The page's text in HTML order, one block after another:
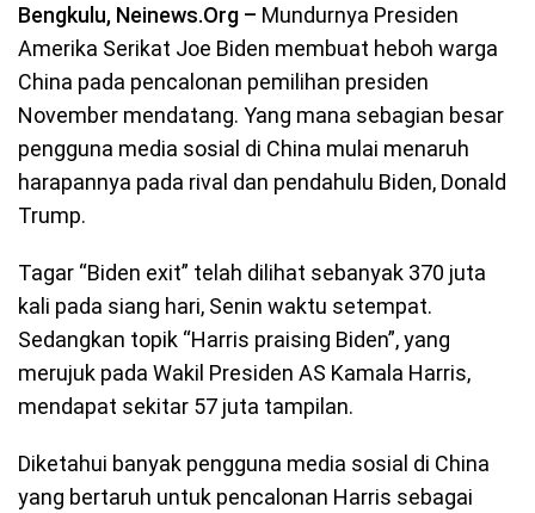
Bengkulu, Neinews.Org – Mundurnya Presiden
Amerika Serikat Joe Biden membuat heboh warga
China pada pencalonan pemilihan presiden
November mendatang. Yang mana sebagian besar
pengguna media sosial di China mulai menaruh
harapannya pada rival dan pendahulu Biden, Donald
Trump.
Tagar “Biden exit” telah dilihat sebanyak 370 juta
kali pada siang hari, Senin waktu setempat.
Sedangkan topik “Harris praising Biden”, yang
merujuk pada Wakil Presiden AS Kamala Harris,
mendapat sekitar 57 juta tampilan.
Diketahui banyak pengguna media sosial di China
yang bertaruh untuk pencalonan Harris sebagai